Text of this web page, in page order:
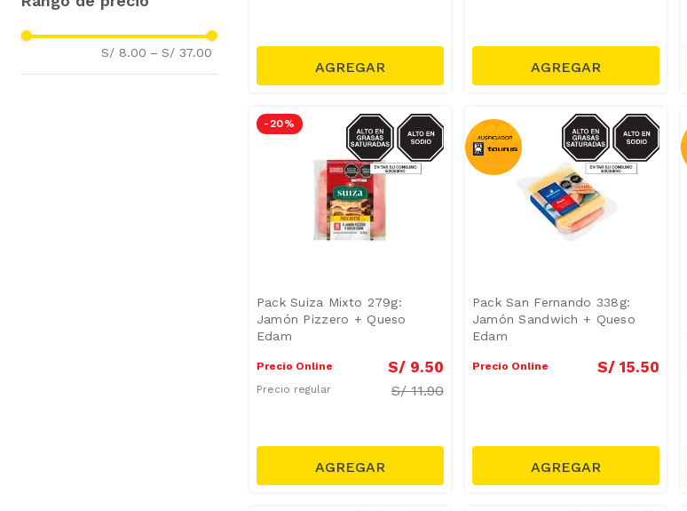
Cerdeña
1)
Krea (1)
Queso Edam
Tabla de Charcutería (1)
Tabla de Quesos
S/ 8.00 – S/ 37.00
-20 %
SODIO/GRASAS-
SAT
Pack Suiza Mixto 279g:
Jamón Pizzero + Queso
Edam
Precio Online S/ 9.50
Precio regular S/11.90
SODIO/GRASAS-
SAT
Pack San Fernando 338g:
Jamón Sandwich + Queso
Edam
Precio Online S/ 15.50